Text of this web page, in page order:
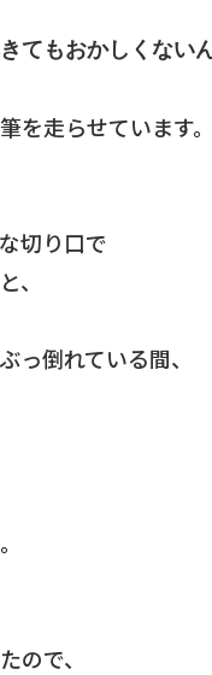
てもおかしくない
を走らせています
切り口で
、
っ倒れている間、
ので、